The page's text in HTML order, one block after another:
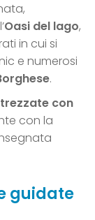
Oasi del lago,
in cui si
e numerosi
.
con
con la
guidate